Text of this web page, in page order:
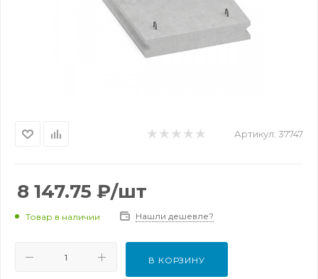
Артикул: 37747
8 147.75 ₽/шт
Товар в наличии Нашли дешевле?
В КОРЗИНУ